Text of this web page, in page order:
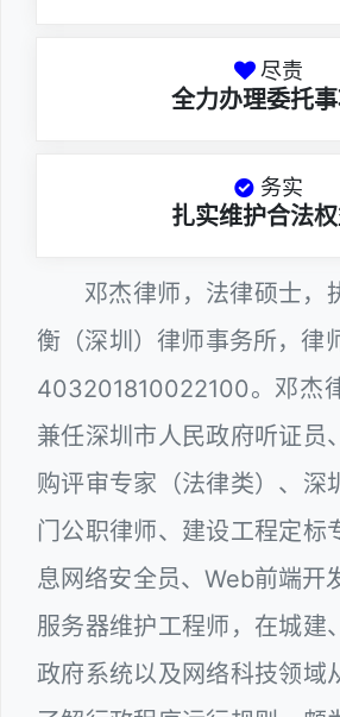
尽责
全力办理委托
务实
扎实维护合法
邓杰律师，法律硕士，
衡（深圳）律师事务所，律
403201810022100。邓杰
兼任深圳市人民政府听证员
购评审专家（法律类）、深
门公职律师、建设工程定标
息网络安全员、Web前端开
服务器维护工程师，在城建
政府系统以及网络科技领域